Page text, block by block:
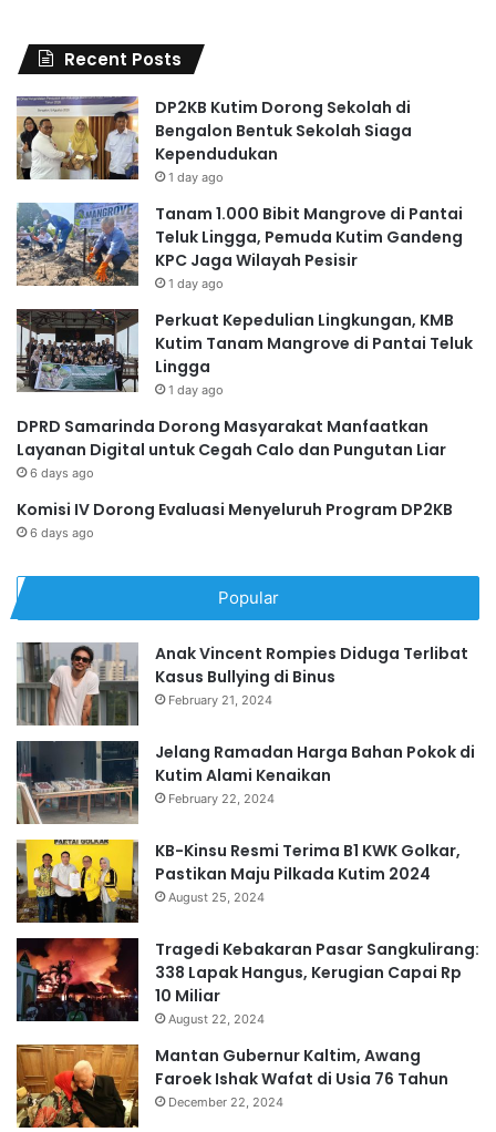
Recent Posts
DP2KB Kutim Dorong Sekolah di
Bengalon Bentuk Sekolah Siaga
Kependudukan
1 day ago
Tanam 1.000 Bibit Mangrove di Pantai
Teluk Lingga, Pemuda Kutim Gandeng
KPC Jaga Wilayah Pesisir
1 day ago
Perkuat Kepedulian Lingkungan, KMB
Kutim Tanam Mangrove di Pantai Teluk
Lingga
1 day ago
DPRD Samarinda Dorong Masyarakat Manfaatkan
Layanan Digital untuk Cegah Calo dan Pungutan Liar
6 days ago
Komisi IV Dorong Evaluasi Menyeluruh Program DP2KB
6 days ago
Popular
Anak Vincent Rompies Diduga Terlibat
Kasus Bullying di Binus
February 21, 2024
Jelang Ramadan Harga Bahan Pokok di
Kutim Alami Kenaikan
February 22, 2024
KB-Kinsu Resmi Terima B1 KWK Golkar,
Pastikan Maju Pilkada Kutim 2024
August 25, 2024
Tragedi Kebakaran Pasar Sangkulirang:
338 Lapak Hangus, Kerugian Capai Rp
10 Miliar
August 22, 2024
Mantan Gubernur Kaltim, Awang
Faroek Ishak Wafat di Usia 76 Tahun
December 22, 2024